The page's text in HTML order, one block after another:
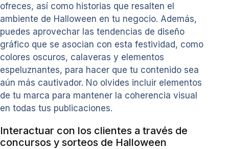
ofreces, así como historias que resalten el
ambiente de Halloween en tu negocio. Además,
puedes aprovechar las tendencias de diseño
gráfico que se asocian con esta festividad, como
colores oscuros, calaveras y elementos
espeluznantes, para hacer que tu contenido sea
aún más cautivador. No olvides incluir elementos
de tu marca para mantener la coherencia visual
en todas tus publicaciones.
Interactuar con los clientes a través de
concursos y sorteos de Halloween